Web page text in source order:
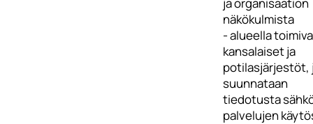
näkökulmista
- alueella
kansalaiset ja
potilasjärjestöt,
suunnataan
tiedotusta
palvelujen